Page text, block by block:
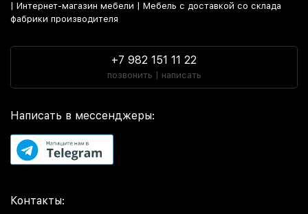
| Интернет-магазин мебели | Мебель с доставкой со склада
фабрики производителя
+7 982 151 11 22
позвонить | написать
Написать в мессенджеры:
Контакты: